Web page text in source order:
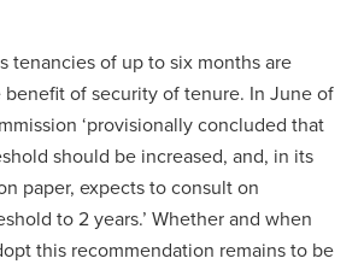
tenancies of up to six months are
of security of tenure. In June of
‘provisionally concluded that
should be increased, and, in its
paper, expects to consult on
to 2 years.’ Whether and when
this recommendation remains to be